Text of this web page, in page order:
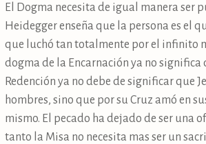
El Dogma necesita de igual manera ser
Heidegger enseña que la persona es el
que luchó tan totalmente por el infinito
dogma de la Encarnación ya no significa
Redención ya no debe de significar que
hombres, sino que por su Cruz amó en
mismo. El pecado ha dejado de ser una
tanto la Misa no necesita mas ser un